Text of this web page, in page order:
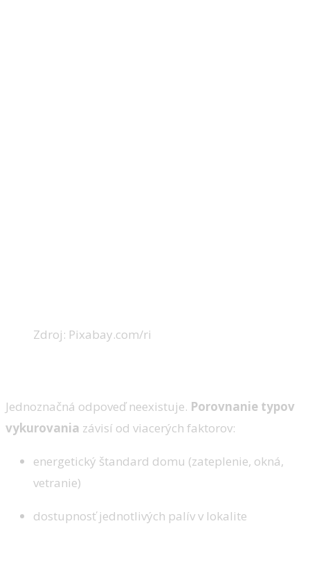
Zdroj: Pixabay.com/ri
Jednoznačná odpoveď neexistuje. Porovnanie typov
vykurovania závisí od viacerých faktorov:
energetický štandard domu (zateplenie, okná,
vetranie)
dostupnosť jednotlivých palív v lokalite